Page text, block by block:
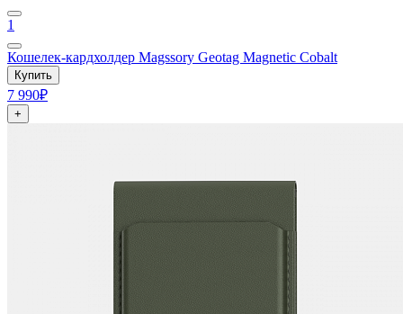
1
Кошелек-кардхолдер Magssory Geotag Magnetic Cobalt
Купить
7 990₽
+